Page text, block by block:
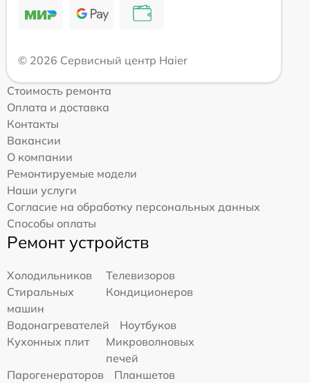
© 2026 Сервисный центр Haier
Стоимость ремонта
Оплата и доставка
Контакты
Вакансии
О компании
Ремонтируемые модели
Наши услуги
Согласие на обработку персональных данных
Способы оплаты
Ремонт устройств
Холодильников
Телевизоров
Стиральных
машин
Кондиционеров
Водонагревателей
Ноутбуков
Кухонных плит
Микроволновых
печей
Парогенераторов
Планшетов